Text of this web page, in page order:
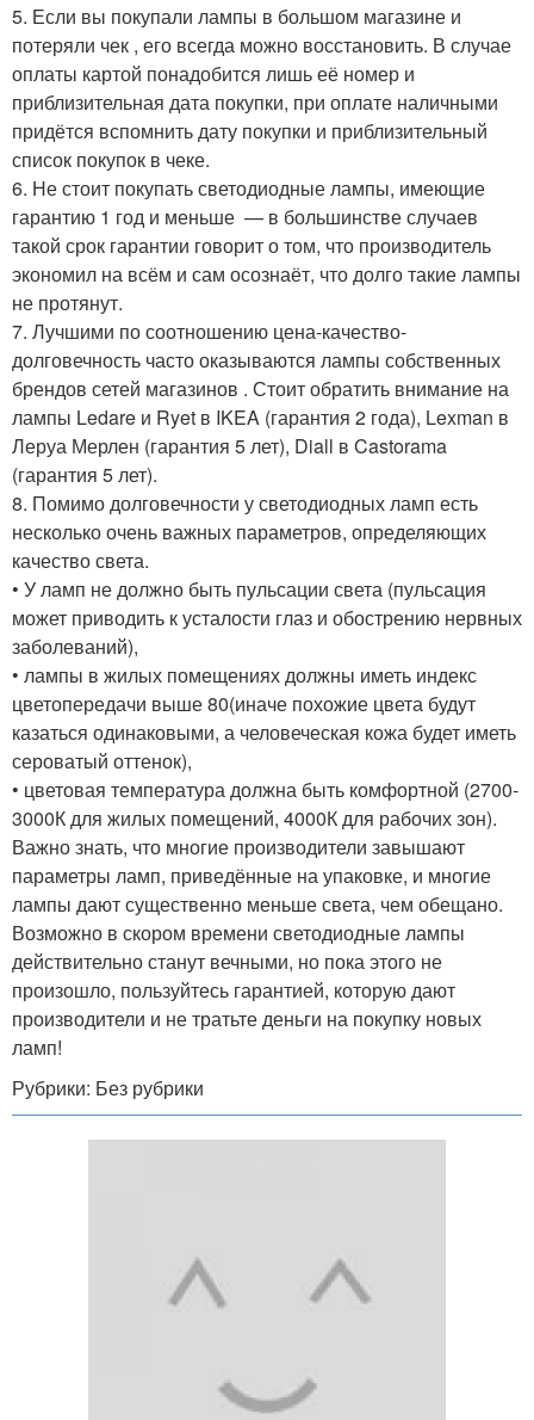
5. Если вы покупали лампы в большом магазине и
потеряли чек , его всегда можно восстановить. В случае
оплаты картой понадобится лишь её номер и
приблизительная дата покупки, при оплате наличными
придётся вспомнить дату покупки и приблизительный
список покупок в чеке.
6. Не стоит покупать светодиодные лампы, имеющие
гарантию 1 год и меньше — в большинстве случаев
такой срок гарантии говорит о том, что производитель
экономил на всём и сам осознаёт, что долго такие лампы
не протянут.
7. Лучшими по соотношению цена-качество-
долговечность часто оказываются лампы собственных
брендов сетей магазинов . Стоит обратить внимание на
лампы Ledare и Ryet в IKEA (гарантия 2 года), Lexman в
Леруа Мерлен (гарантия 5 лет), Diall в Castorama
(гарантия 5 лет).
8. Помимо долговечности у светодиодных ламп есть
несколько очень важных параметров, определяющих
качество света.
• У ламп не должно быть пульсации света (пульсация
может приводить к усталости глаз и обострению нервных
заболеваний),
• лампы в жилых помещениях должны иметь индекс
цветопередачи выше 80(иначе похожие цвета будут
казаться одинаковыми, а человеческая кожа будет иметь
сероватый оттенок),
• цветовая температура должна быть комфортной (2700-
3000К для жилых помещений, 4000К для рабочих зон).
Важно знать, что многие производители завышают
параметры ламп, приведённые на упаковке, и многие
лампы дают существенно меньше света, чем обещано.
Возможно в скором времени светодиодные лампы
действительно станут вечными, но пока этого не
произошло, пользуйтесь гарантией, которую дают
производители и не тратьте деньги на покупку новых
ламп!
Рубрики: Без рубрики